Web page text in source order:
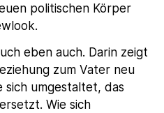
politischen Körper
eben auch. Darin zeigt
zum Vater neu
umgestaltet, das
Wie sich